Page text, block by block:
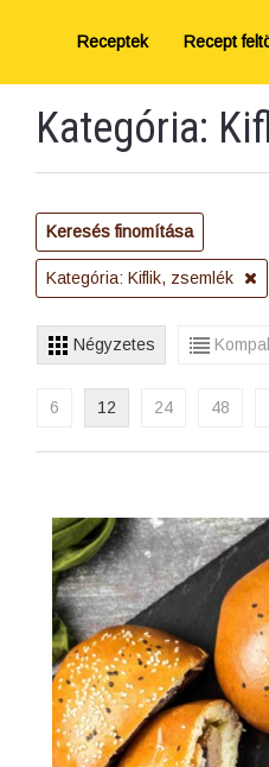
Receptek Recept
Kategória:
Keresés finomítása
Kategória: Kiflik, zsemlék
Négyzetes
6 12 24 48